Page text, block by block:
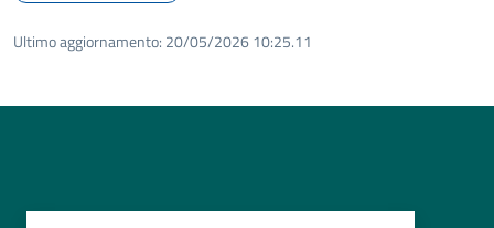
Ultimo aggiornamento: 20/05/2026 10:25.11